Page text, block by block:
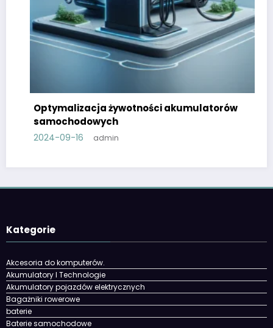
Optymalizacja żywotności akumulatorów
samochodowych
2024-09-16 admin
Kategorie
Akcesoria do komputerów.
Akumulatory I Technologie
Akumulatory pojazdów elektrycznych
Bagażniki rowerowe
baterie
Baterie samochodowe